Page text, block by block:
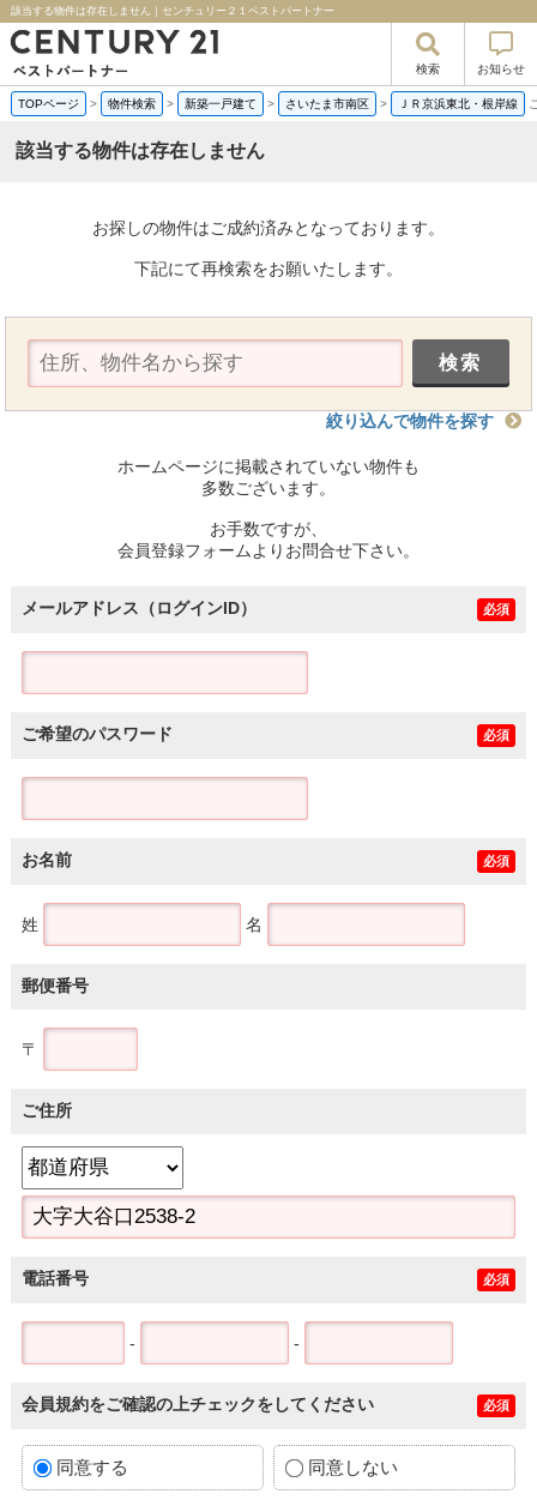
該当する物件は存在しません｜センチュリー２１ベストパートナー
検索 お知らせ
TOPページ > 物件検索 > 新築一戸建て > さいたま市南区 > ＪＲ京浜東北・根岸線
該当する物件は存在しません
お探しの物件はご成約済みとなっております。
下記にて再検索をお願いたします。
絞り込んで物件を探す
ホームページに掲載されていない物件も
多数ございます。
お手数ですが、
会員登録フォームよりお問合せ下さい。
メールアドレス（ログインID） 必須
ご希望のパスワード 必須
お名前 必須
姓 名
郵便番号
〒
ご住所
電話番号 必須
- -
会員規約をご確認の上チェックをしてください 必須
同意する 同意しない